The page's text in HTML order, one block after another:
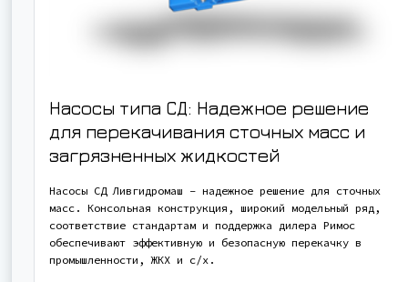
Насосы типа СД: Надежное решение
для перекачивания сточных масс и
загрязненных жидкостей
Насосы СД Ливгидромаш – надежное решение для сточных
масс. Консольная конструкция, широкий модельный ряд,
соответствие стандартам и поддержка дилера Римос
обеспечивают эффективную и безопасную перекачку в
промышленности, ЖКХ и с/х.